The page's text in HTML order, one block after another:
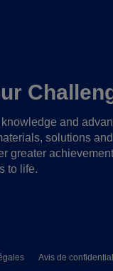
and
solutions
greater
to life.
Avis de